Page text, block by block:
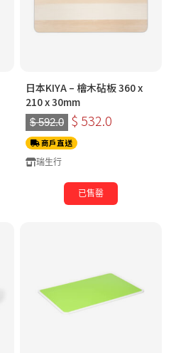
日本KIYA – 檜木砧板 360 x
210 x 30mm
$ 592.0 $ 532.0
商戶直送
瑞生行
已售罄